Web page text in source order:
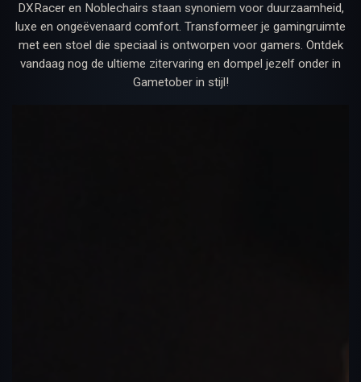
DXRacer en Noblechairs staan synoniem voor duurzaamheid,
luxe en ongeëvenaard comfort. Transformeer je gamingruimte
met een stoel die speciaal is ontworpen voor gamers. Ontdek
vandaag nog de ultieme zitervaring en dompel jezelf onder in
Gametober in stijl!